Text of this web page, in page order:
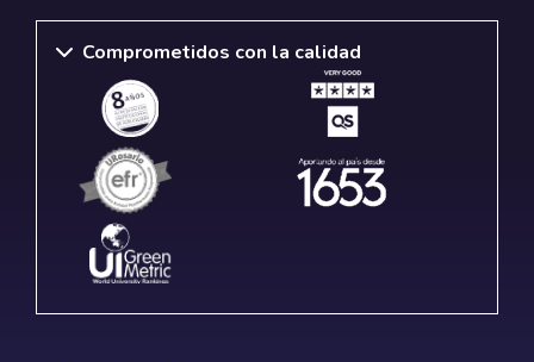
Comprometidos con la calidad